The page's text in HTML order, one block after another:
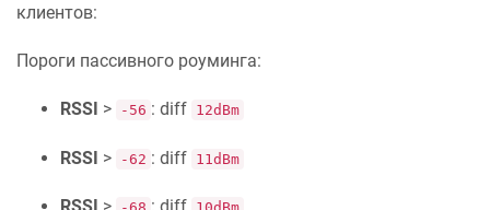
клиентов:
Пороги пассивного роуминга:
RSSI > -56 : diff 12dBm
RSSI > -62 : diff 11dBm